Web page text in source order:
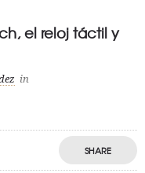
el reloj táctil y
in
SHARE